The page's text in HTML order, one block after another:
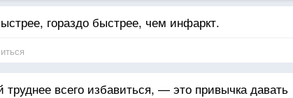
гораздо быстрее, чем инфаркт.
труднее всего избавиться, — это привычка давать